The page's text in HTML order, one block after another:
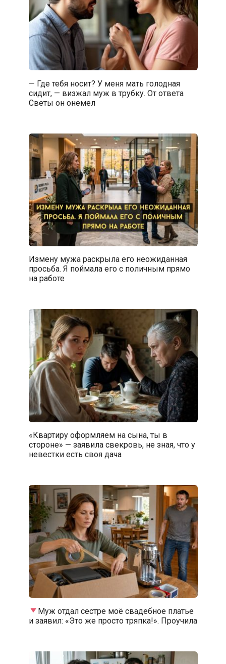
— Где тебя носит? У меня мать голодная
сидит, — визжал муж в трубку. От ответа
Светы он онемел
Измену мужа раскрыла его неожиданная
просьба. Я поймала его с поличным прямо
на работе
«Квартиру оформляем на сына, ты в
стороне» — заявила свекровь, не зная, что у
невестки есть своя дача
Муж отдал сестре моё свадебное платье
и заявил: «Это же просто тряпка!». Проучила